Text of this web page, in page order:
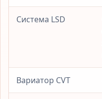
Система LSD
Вариатор CVT